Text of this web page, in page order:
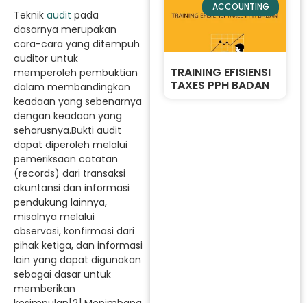
Teknik audit pada
dasarnya merupakan
cara-cara yang ditempuh
auditor untuk
memperoleh pembuktian
dalam membandingkan
keadaan yang sebenarnya
dengan keadaan yang
seharusnya.Bukti audit
dapat diperoleh melalui
pemeriksaan catatan
(records) dari transaksi
akuntansi dan informasi
pendukung lainnya,
misalnya melalui
observasi, konfirmasi dari
pihak ketiga, dan informasi
lain yang dapat digunakan
sebagai dasar untuk
memberikan
ACCOUNTING
TRAINING EFISIENSI
TAXES PPH BADAN